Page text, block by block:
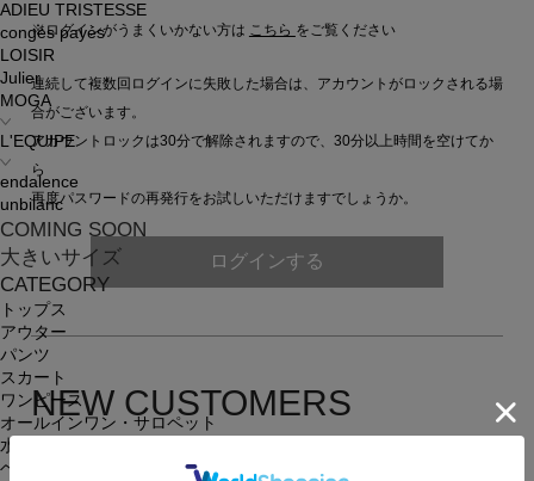
ADIEU TRISTESSE
congés payés
LOISIR
Julier
MOGA
L'EQUIPE
endalence
unbilanc
COMING SOON
大きいサイズ
CATEGORY
トップス
アウター
パンツ
スカート
ワンピース
オールインワン・サロペット
水着
ヘッドウェア
※ログインがうまくいかない方は こちら をご覧ください
連続して複数回ログインに失敗した場合は、アカウントがロックされる場
合がございます。
アカウントロックは30分で解除されますので、30分以上時間を空けてか
ら
再度パスワードの再発行をお試しいただけますでしょうか。
ログインする
NEW CUSTOMERS